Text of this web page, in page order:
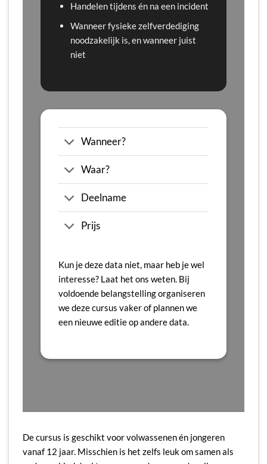
Handelen tijdens én na een incident
Wanneer fysieke zelfverdediging
noodzakelijk is, en wanneer juist
niet
Wanneer?
Waar?
Deelname
Prijs
Kun je deze data niet, maar heb je wel
interesse? Laat het ons weten. Bij
voldoende belangstelling organiseren
we deze cursus vaker of plannen we
een nieuwe editie op andere data.
De cursus is geschikt voor volwassenen én jongeren
vanaf 12 jaar. Misschien is het zelfs leuk om samen als